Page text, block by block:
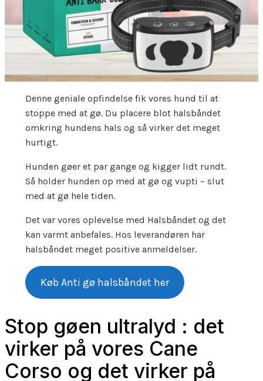
Denne geniale opfindelse fik vores hund til at
stoppe med at gø. Du placere blot halsbåndet
omkring hundens hals og så virker det meget
hurtigt.
Hunden gøer et par gange og kigger lidt rundt.
Så holder hunden op med at gø og vupti – slut
med at gø hele tiden.
Det var vores oplevelse med Halsbåndet og det
kan varmt anbefales. Hos leverandøren har
halsbåndet meget positive anmeldelser.
Køb Anti gø halsbåndet her
Stop gøen ultralyd : det
virker på vores Cane
Corso og det virker på